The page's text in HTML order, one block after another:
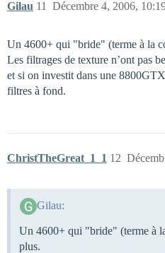
Gilau Décembre 4, 2006,
11
Un 4600+ qui "bride" (terme à la
Les filtrages de texture n’ont pas
et si on investit dans une
filtres à fond.
ChristTheGreat_1_1 12
Gilau:
Un 4600+ qui "bride" (terme à
plus.